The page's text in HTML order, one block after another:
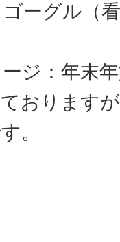
ーグル（
ジ：年末
おります
。